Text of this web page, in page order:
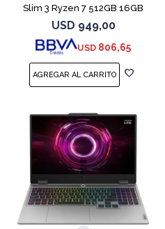
Slim 3 Ryzen 7 512GB 16GB
15.3 Touch
USD 949,00
USD 806,65
COMPARAR